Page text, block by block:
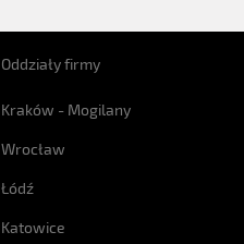
Oddziały firmy
Kraków - Mogilany
Wrocław
Łódź
Katowice